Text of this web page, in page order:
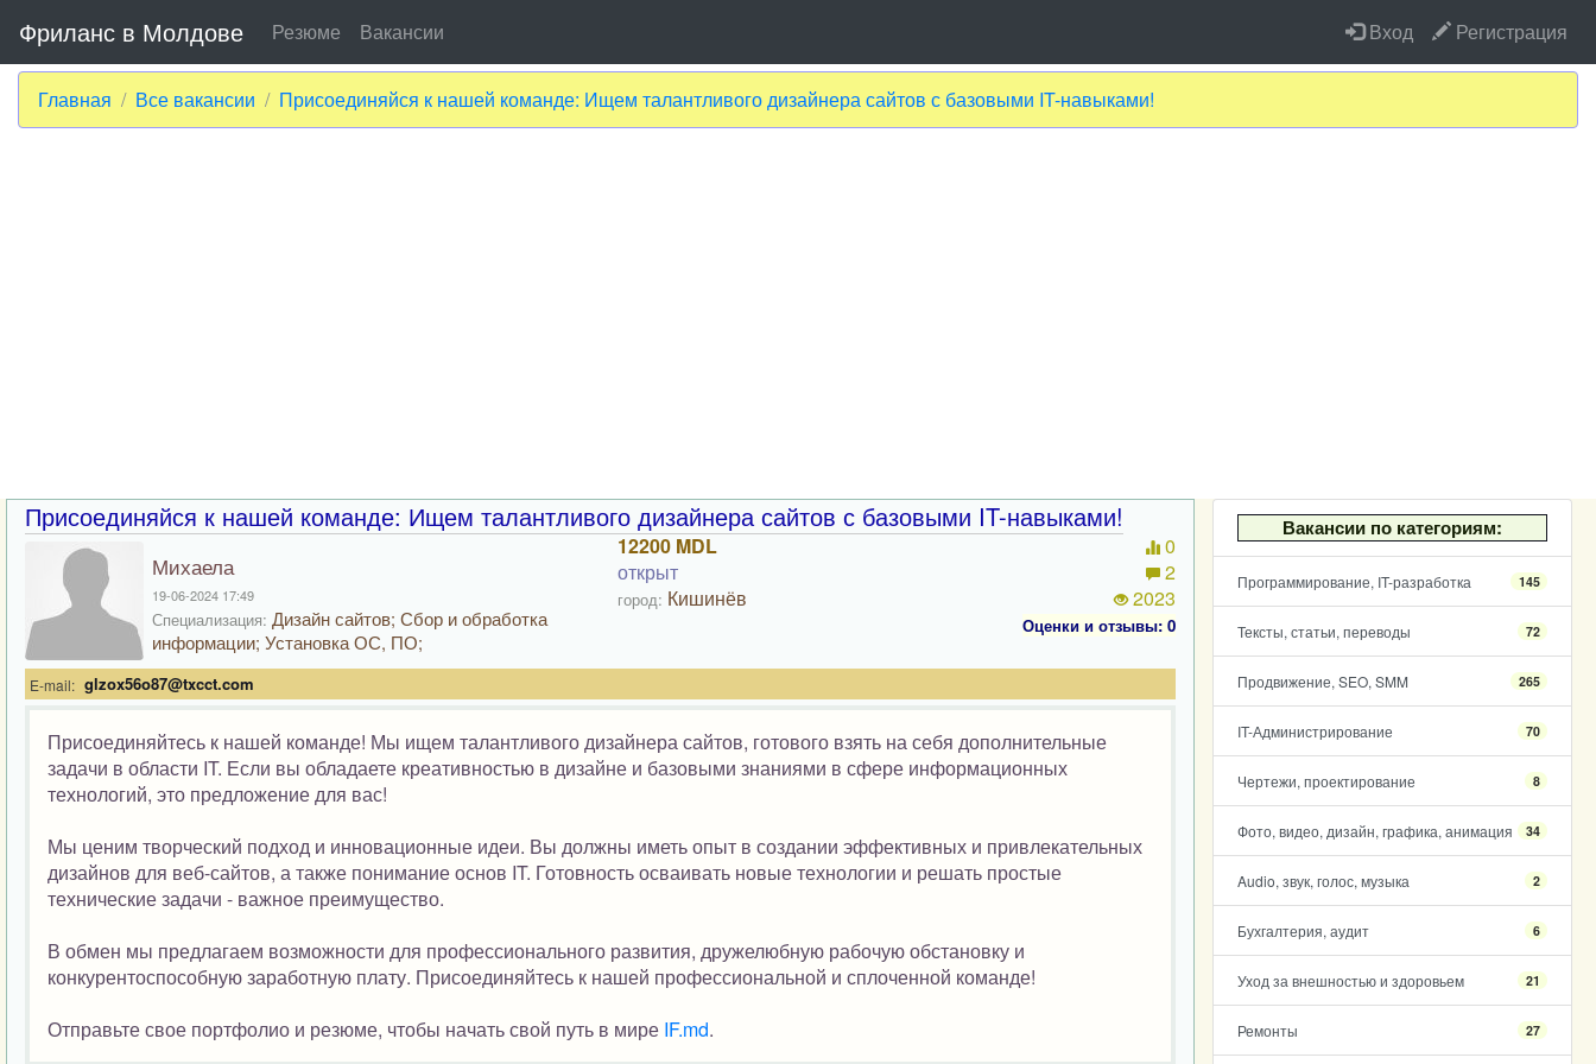
Фриланс в Молдове Резюме Вакансии Вход Регистрация
Главная Все вакансии Присоединяйся к нашей команде: Ищем талантливого дизайнера сайтов с базовыми IT-навыками!
Вакансии по категориям:
Программирование, IT-разработка 145
Тексты, статьи, переводы 72
Продвижение, SEO, SMM 265
IT-Администрирование 70
Чертежи, проектирование 8
Фото, видео, дизайн, графика, анимация 34
Audio, звук, голос, музыка 2
Бухгалтерия, аудит 6
Уход за внешностью и здоровьем 21
Ремонты 27
Присоединяйся к нашей команде: Ищем талантливого дизайнера сайтов с базовыми IT-навыками!
Михаела
19-06-2024 17:49
Специализация: Дизайн сайтов; Сбор и обработка
информации; Установка ОС, ПО;
12200 MDL
открыт
город: Кишинёв
0
2
2023
Оценки и отзывы: 0
E-mail: glzox56o87@txcct.com
Присоединяйтесь к нашей команде! Мы ищем талантливого дизайнера сайтов, готового взять на себя дополнительные
задачи в области IT. Если вы обладаете креативностью в дизайне и базовыми знаниями в сфере информационных
технологий, это предложение для вас!
Мы ценим творческий подход и инновационные идеи. Вы должны иметь опыт в создании эффективных и привлекательных
дизайнов для веб-сайтов, а также понимание основ IT. Готовность осваивать новые технологии и решать простые
технические задачи - важное преимущество.
В обмен мы предлагаем возможности для профессионального развития, дружелюбную рабочую обстановку и
конкурентоспособную заработную плату. Присоединяйтесь к нашей профессиональной и сплоченной команде!
Отправьте свое портфолио и резюме, чтобы начать свой путь в мире IF.md.